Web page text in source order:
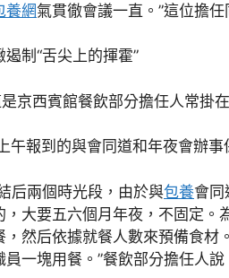
養網氣貫徹會議一直。”這位擔任
制“舌尖上的揮霍”
京西賓館餐飲部分擔任人常掛
午報到的與會同道和年夜會辦事
后兩個時光段，由於與包養會同
，大要五六個月年夜，不固定
，然后依據就餐人數來預備食
一塊用餐。”餐飲部分擔任人說